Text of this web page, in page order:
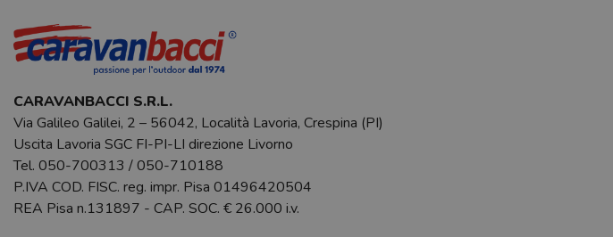
CARAVANBACCI S.R.L.
Via Galileo Galilei, 2 – 56042, Località Lavoria, Crespina (PI)
Uscita Lavoria SGC FI-PI-LI direzione Livorno
Tel. 050-700313 /050-710188
P.IVA COD. FISC. reg. impr. Pisa 01496420504
REA Pisa n.131897 - CAP. SOC. € 26.000 i.v.